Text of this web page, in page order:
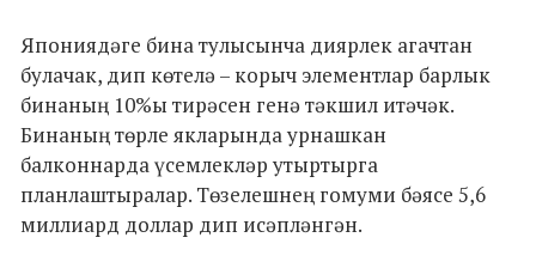
Япониядәге бина тулысынча диярлек агачтан
булачак, дип көтелә – корыч элементлар барлык
бинаның 10%ы тирәсен генә тәкшил итәчәк.
Бинаның төрле якларында урнашкан
балконнарда үсемлекләр утыртырга
планлаштыралар. Төзелешнең гомуми бәясе 5,6
миллиард доллар дип исәпләнгән.